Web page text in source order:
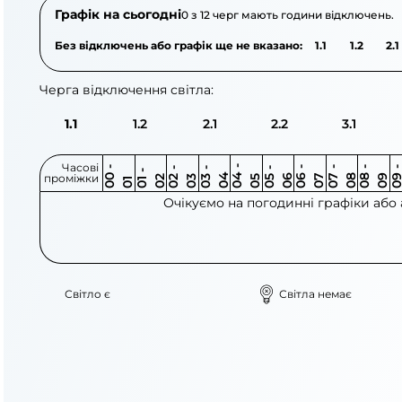
Графік на сьогодні0 з 12 черг мають години відключень.
Без відключень або графік ще не вказано: 1.1 1.2 2.1
Черга відключення світла:
1.1 1.2 2.1 2.2 3.1
Часові
проміжки 0
0
-
0 1 0
1
-
0 2 0 2
-
0 3 0 3
-
0 4 0 4
-
0 5 0 5
-
0 6 0 6
-
0 7 0 7
-
0 8 0 8
-
0 9 0
9
-
1
Очікуємо на погодинні графіки
Світло є Світла немає